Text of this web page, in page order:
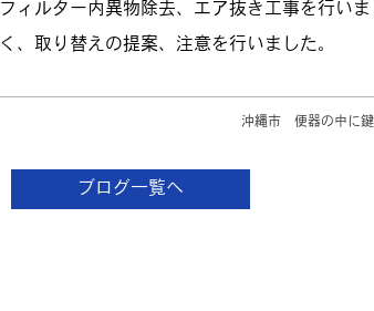
ィルター内異物除去、エア抜き工事を行いま
、取り替えの提案、注意を行いました。
沖縄市 便器の中に鍵
ブログ一覧へ